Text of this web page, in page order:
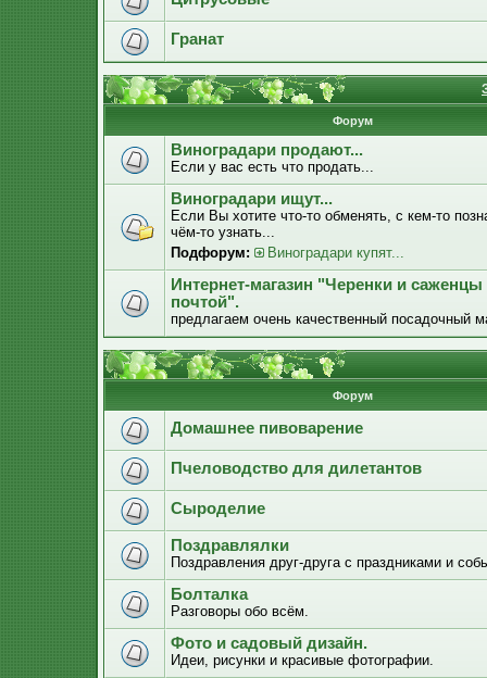
Гранат
Форум
Виноградари продают...
Если у вас есть что продать...
Виноградари ищут...
Если Вы хотите что-то обменять, с кем-то
чём-то узнать...
Подфорум:
Виноградари купят...
Интернет-магазин "Черенки и саженцы
почтой".
предлагаем очень качественный посадочный
Форум
Домашнее пивоварение
Пчеловодство для дилетантов
Сыроделие
Поздравлялки
Поздравления друг-друга с праздниками и
Болталка
Разговоры обо всём.
Фото и садовый дизайн.
Идеи, рисунки и красивые фотографии.